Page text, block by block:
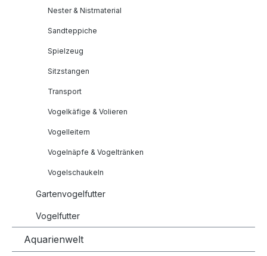
Nester & Nistmaterial
Sandteppiche
Spielzeug
Sitzstangen
Transport
Vogelkäfige & Volieren
Vogelleitern
Vogelnäpfe & Vogeltränken
Vogelschaukeln
Gartenvogelfutter
Vogelfutter
Aquarienwelt